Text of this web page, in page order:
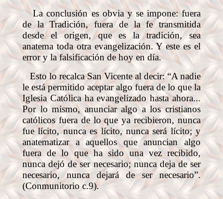
La conclusión es obvia y se impone: fuera
de la Tradición, fuera de la fe transmitida
desde el origen, que es la tradición, sea
anatema toda otra evangelización. Y este es el
error y la falsificación de hoy en día.
Esto lo recalca San Vicente al decir: “A nadie
le está permitido aceptar algo fuera de lo que la
Iglesia Católica ha evangelizado hasta ahora...
Por lo mismo, anunciar algo a los cristianos
católicos fuera de lo que ya recibieron, nunca
fue lícito, nunca es lícito, nunca será lícito; y
anatematizar a aquellos que anuncian algo
fuera de lo que ha sido una vez recibido,
nunca dejó de ser necesario; nunca deja de ser
necesario, nunca dejará de ser necesario”.
(Conmunitorio c.9).